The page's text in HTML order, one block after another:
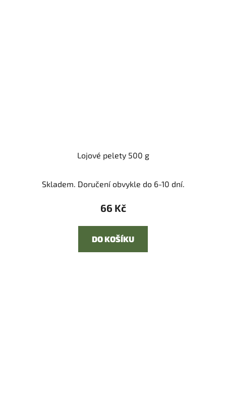
Lojové pelety 500 g
Skladem. Doručení obvykle do 6-10 dní.
66 Kč
DO KOŠÍKU